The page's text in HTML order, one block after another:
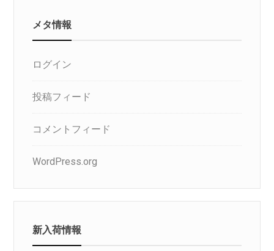
メタ情報
ログイン
投稿フィード
コメントフィード
WordPress.org
新入荷情報